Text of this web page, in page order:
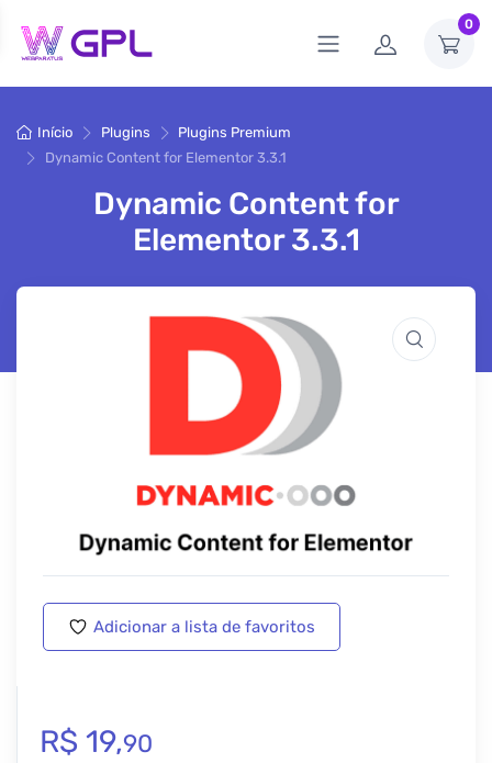
0
Início Plugins
Plugins Premium
Dynamic Content for Elementor 3.3.1
Dynamic Content for
Elementor 3.3.1
Adicionar a lista de favoritos
R$ 19,90